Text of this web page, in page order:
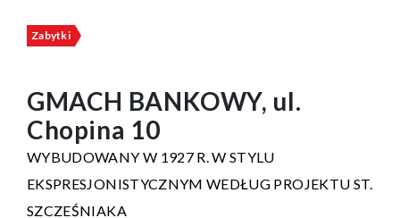
Zabytki
GMACH BANKOWY, ul.
Chopina 10
WYBUDOWANY W 1927 R. W STYLU
EKSPRESJONISTYCZNYM WEDŁUG PROJEKTU ST.
SZCZEŚNIAKA